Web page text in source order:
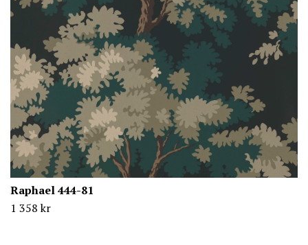
Raphael 444-81
1 358 kr